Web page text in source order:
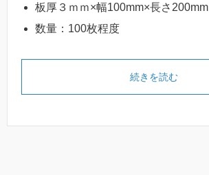
板厚３ｍｍ×幅100mm×長さ200mm
数量：100枚程度
続きを読む